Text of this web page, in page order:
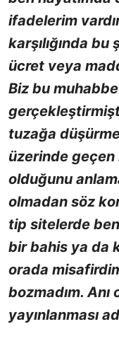
ifadelerim
karşılığında
ücret veya
Biz bu
tuzağa
üzerinde geçen
olduğunu
olmadan söz
tip sitelerde
bir bahis ya da
orada
bozmadım.
yayınlanması